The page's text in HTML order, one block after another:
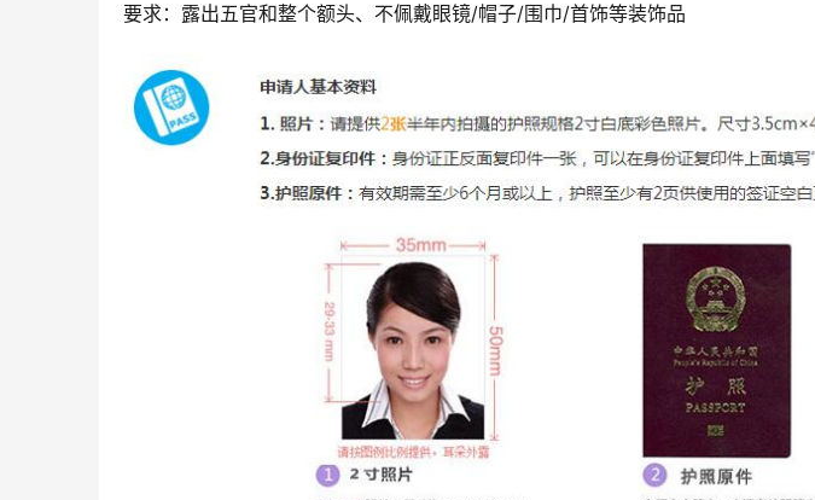
要求：露出五官和整个额头、不佩戴眼镜/帽子/围巾/首饰等装饰品